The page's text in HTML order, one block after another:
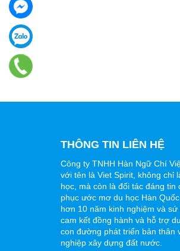
THÔNG TIN LIÊN HỆ
Công ty TNHH Hàn Ngữ Chí
với tên là Viet Spirit, không chỉ
học, mà còn là đối tác đáng tin
phục ước mơ du học Hàn
hơn 10 năm kinh nghiệm và
cam kết đồng hành và hỗ trợ
con đường phát triển bản thân
nghiệp xây dựng đất nước.